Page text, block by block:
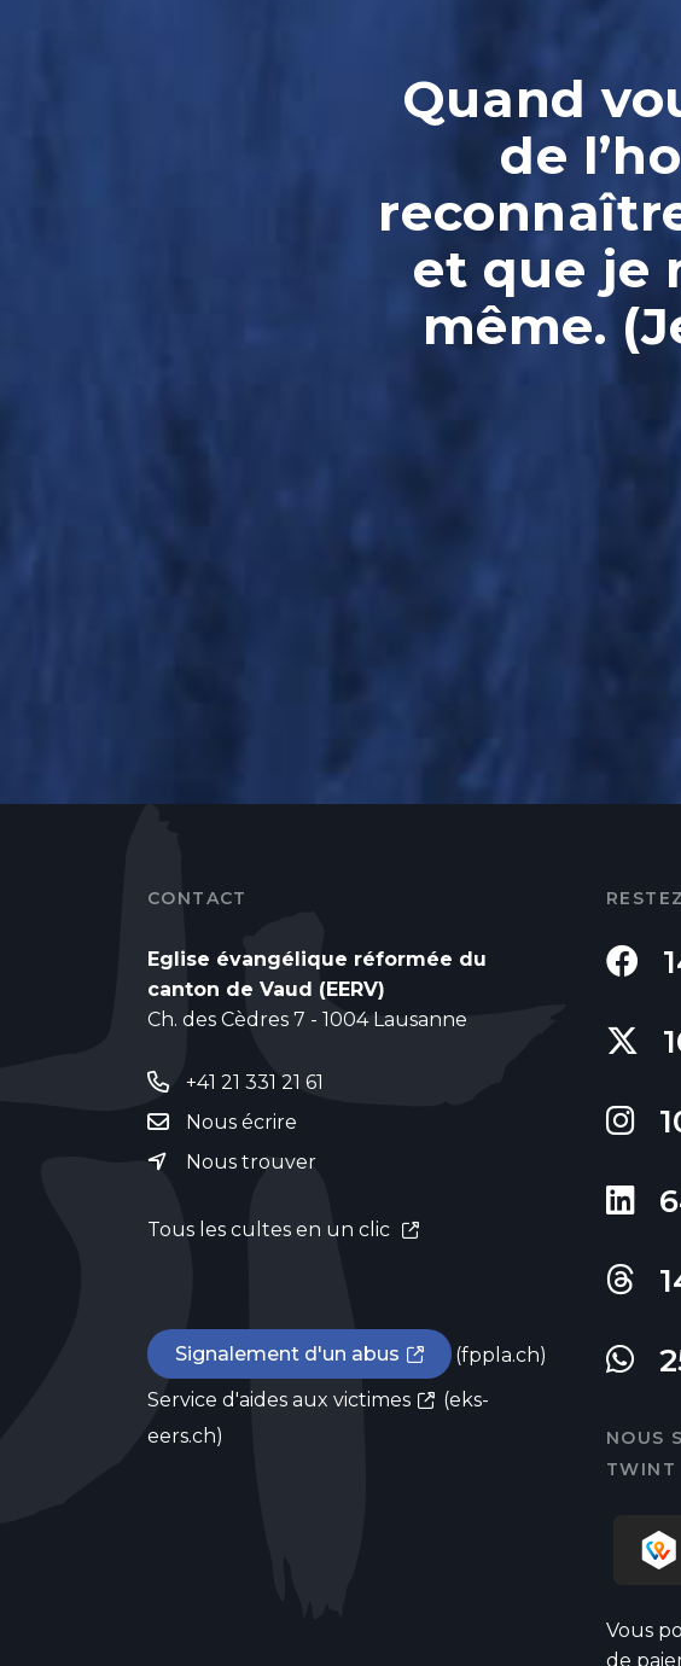
Quand
de
et que je
même.
CONTACT
Eglise évangélique réformée du
canton de Vaud (EERV)
Ch. des Cèdres 7 - 1004 Lausanne
+41 21 331 21 61
Nous écrire
Nous trouver
Tous les cultes en un clic
Signalement d'un abus
(fppla.ch)
Service d'aides aux victimes
(eks-
eers.ch)
NOUS
TWINT
Vous
de